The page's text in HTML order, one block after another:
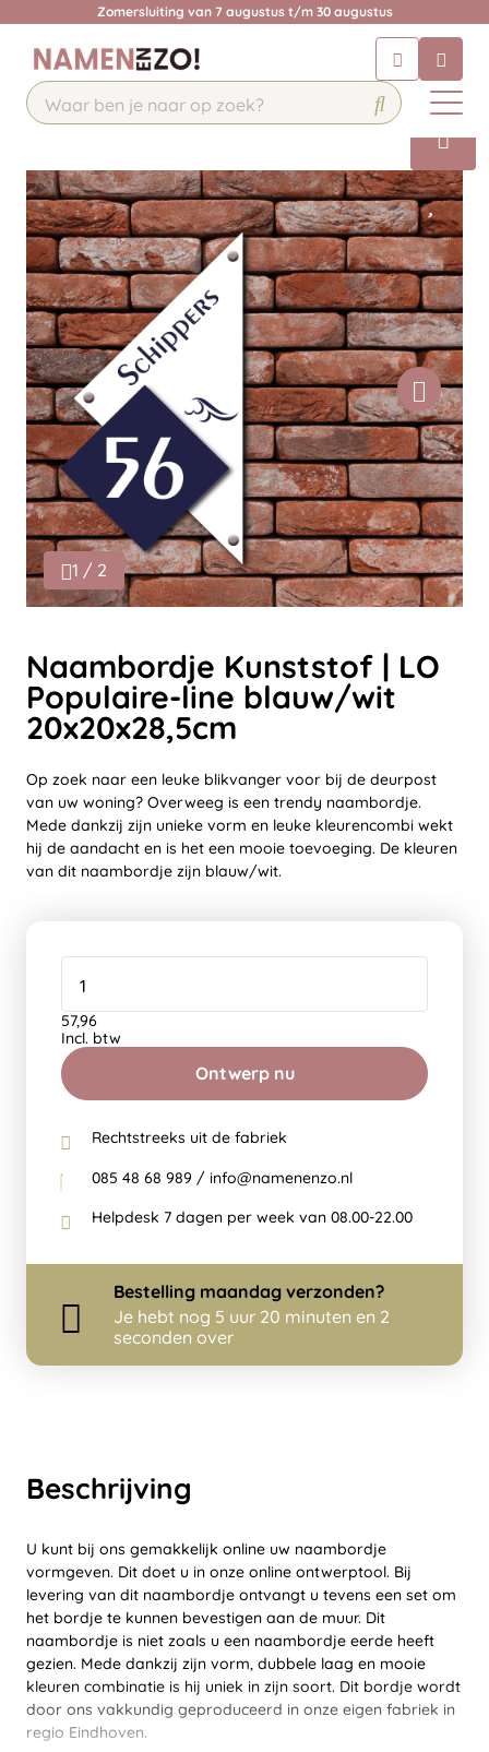
Zomersluiting van 7 augustus t/m 30 augustus
Chat 24/7 met onze chatbot voor
hulp
Contact
Beschrijving
U kunt bij ons gemakkelijk online uw naambordje
vormgeven. Dit doet u in onze online ontwerptool. Bij
levering van dit naambordje ontvangt u tevens een set om
het bordje te kunnen bevestigen aan de muur. Dit
naambordje is niet zoals u een naambordje eerde heeft
gezien. Mede dankzij zijn vorm, dubbele laag en mooie
kleuren combinatie is hij uniek in zijn soort. Dit bordje wordt
door ons vakkundig geproduceerd in onze eigen fabriek in
regio Eindhoven.
1 / 2
Naambordje Kunststof | LO
Populaire-line blauw/wit
20x20x28,5cm
Op zoek naar een leuke blikvanger voor bij de deurpost
van uw woning? Overweeg is een trendy naambordje.
Mede dankzij zijn unieke vorm en leuke kleurencombi wekt
hij de aandacht en is het een mooie toevoeging. De kleuren
van dit naambordje zijn blauw/wit.
Ontwerp nu
57,96
Incl. btw
Rechtstreeks uit de fabriek
085 48 68 989 / info@namenenzo.nl
Helpdesk 7 dagen per week van 08.00-22.00
Bestelling maandag verzonden?
Je hebt nog 5 uur 20 minuten en 1
seconden over